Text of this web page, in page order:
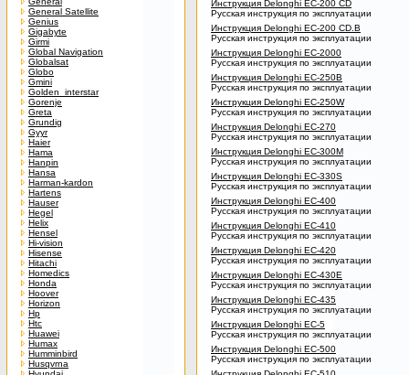
General Satellite
Genius
Gigabyte
Girmi
Global Navigation
Globalsat
Globo
Gmini
Golden_interstar
Gorenje
Greta
Grundig
Gyyr
Haier
Hama
Hanpin
Hansa
Harman-kardon
Hartens
Hauser
Hegel
Helix
Hensel
Hi-vision
Hisense
Hitachi
Homedics
Honda
Hoover
Horizon
Hp
Htc
Huawei
Humax
Humminbird
Husqvrna
Инструкция Delonghi EC-200 CD
Русская инструкция по эксплуатации
Инструкция Delonghi EC-200 CD.B
Русская инструкция по эксплуатации
Инструкция Delonghi EC-2000
Русская инструкция по эксплуатации
Инструкция Delonghi EC-250B
Русская инструкция по эксплуатации
Инструкция Delonghi EC-250W
Русская инструкция по эксплуатации
Инструкция Delonghi EC-270
Русская инструкция по эксплуатации
Инструкция Delonghi EC-300M
Русская инструкция по эксплуатации
Инструкция Delonghi EC-330S
Русская инструкция по эксплуатации
Инструкция Delonghi EC-400
Русская инструкция по эксплуатации
Инструкция Delonghi EC-410
Русская инструкция по эксплуатации
Инструкция Delonghi EC-420
Русская инструкция по эксплуатации
Инструкция Delonghi EC-430E
Русская инструкция по эксплуатации
Инструкция Delonghi EC-435
Русская инструкция по эксплуатации
Инструкция Delonghi EC-5
Русская инструкция по эксплуатации
Инструкция Delonghi EC-500
Русская инструкция по эксплуатации